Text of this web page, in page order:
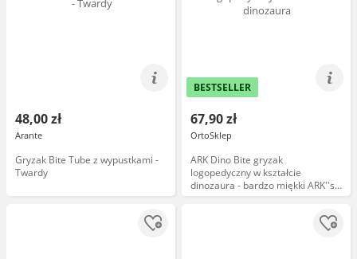
48,00 zł
Arante
Gryzak Bite Tube z wypustkami -
Twardy
BESTSELLER
67,90 zł
OrtoSklep
ARK Dino Bite gryzak
logopedyczny w kształcie
dinozaura - bardzo miękki ARK''s
Dino-Bite Chew Necklace